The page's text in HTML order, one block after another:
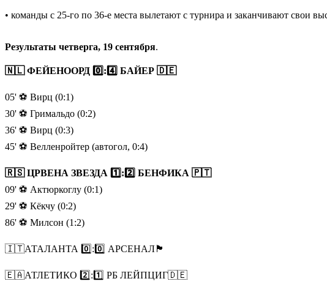
• команды с 25-го по 36-е места вылетают с турнира и заканчивают свои
Результаты четверга, 19 сентября.
🇳🇱 ФЕЙЕНООРД 0️⃣:4️⃣ БАЙЕР 🇩🇪
05' ⚽️ Вирц (0:1)
30' ⚽️ Гримальдо (0:2)
36' ⚽️ Вирц (0:3)
45' ⚽️ Велленройтер (автогол, 0:4)
🇷🇸 ЦРВЕНА ЗВЕЗДА 1️⃣:2️⃣ БЕНФИКА 🇵🇹
09' ⚽️ Актюркоглу (0:1)
29' ⚽️ Кёкчу (0:2)
86' ⚽️ Милсон (1:2)
🇮🇹АТАЛАНТА 0️⃣:0️⃣ АРСЕНАЛ🏴󠁧󠁢󠁥󠁮󠁧󠁿
🇪🇦АТЛЕТИКО 2️⃣:1️⃣ РБ ЛЕЙПЦИГ🇩🇪